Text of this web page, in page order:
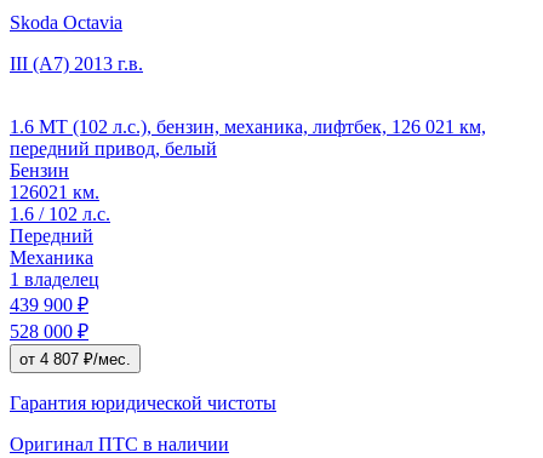
Skoda Octavia
III (A7) 2013 г.в.
1.6 MT (102 л.с.), бензин, механика, лифтбек, 126 021 км,
передний привод, белый
Бензин
126021 км.
1.6 / 102 л.с.
Передний
Механика
1 владелец
439 900 ₽
528 000 ₽
от 4 807 ₽/мес.
Гарантия юридической чистоты
Оригинал ПТС в наличии